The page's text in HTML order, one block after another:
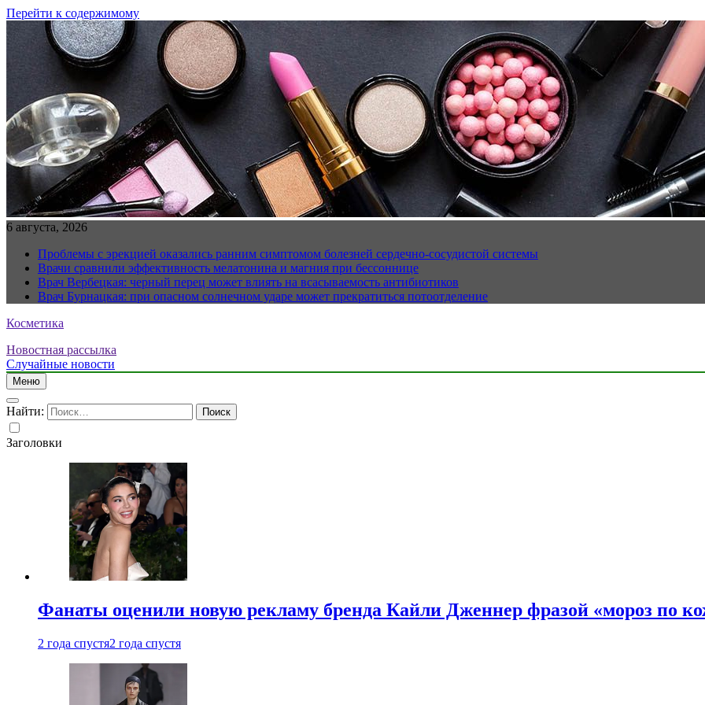
Перейти к содержимому
6 августа, 2026
Проблемы с эрекцией оказались ранним симптомом болезней сердечно-сосудистой системы
Врачи сравнили эффективность мелатонина и магния при бессоннице
Врач Вербецкая: черный перец может влиять на всасываемость антибиотиков
Врач Бурнацкая: при опасном солнечном ударе может прекратиться потоотделение
Косметика
Новостная рассылка
Случайные новости
Меню
Найти:
Заголовки
Фанаты оценили новую рекламу бренда Кайли Дженнер фразой «мороз по
2 года спустя2 года спустя